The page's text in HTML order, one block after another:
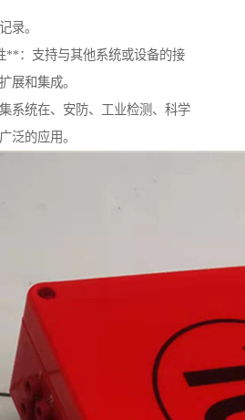
录。
**：支持与其他系统或设备的接
展和集成。
系统在、安防、工业检测、科学
泛的应用。